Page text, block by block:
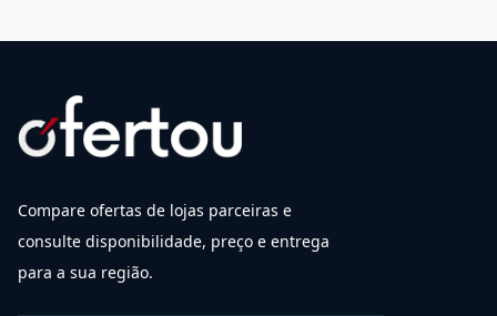
Compare ofertas de lojas parceiras e
consulte disponibilidade, preço e entrega
para a sua região.